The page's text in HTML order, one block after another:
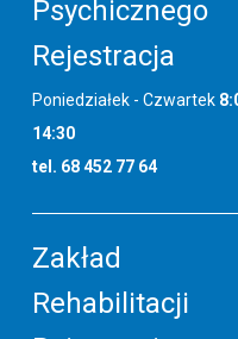
Psychicznego
Rejestracja
Poniedziałek - Czwartek
14:30
tel. 68 452 77 64
Zakład
Rehabilitacji